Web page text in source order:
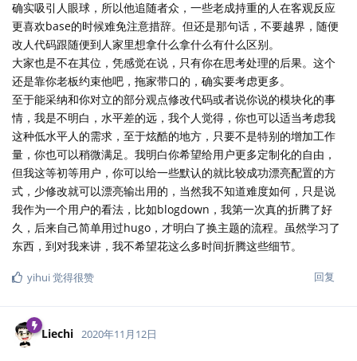
确实吸引人眼球，所以他追随者众，一些老成持重的人在客观反应
更喜欢base的时候难免注意措辞。但还是那句话，不要越界，随便
改人代码跟随便到人家里想拿什么拿什么有什么区别。
大家也是不在其位，凭感觉在说，只有你在思考处理的后果。这个
还是靠你老板约束他吧，拖家带口的，确实要考虑更多。
至于能采纳和你对立的部分观点修改代码或者说你说的模块化的事
情，我是不明白，水平差的远，我个人觉得，你也可以适当考虑我
这种低水平人的需求，至于炫酷的地方，只要不是特别的增加工作
量，你也可以稍微满足。我明白你希望给用户更多定制化的自由，
但我这等初等用户，你可以给一些默认的就比较成功漂亮配置的方
式，少修改就可以漂亮输出用的，当然我不知道难度如何，只是说
我作为一个用户的看法，比如blogdown，我第一次真的折腾了好
久，后来自己简单用过hugo，才明白了换主题的流程。虽然学习了
东西，到对我来讲，我不希望花这么多时间折腾这些细节。
回复
yihui觉得很赞
Liechi 2020年11月12日